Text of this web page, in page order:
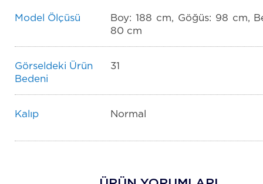
Model Ölçüsü
Boy: 188 cm, Göğüs: 98 cm,
80 cm
Görseldeki Ürün
Bedeni
31
Kalıp Normal